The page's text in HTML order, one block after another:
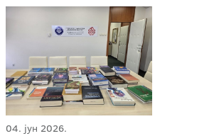
04. јун 2026.